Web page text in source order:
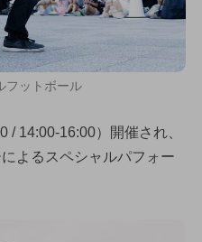
フットボール
/ 14:00-16:00）開催され、
よるスペシャルパフォー